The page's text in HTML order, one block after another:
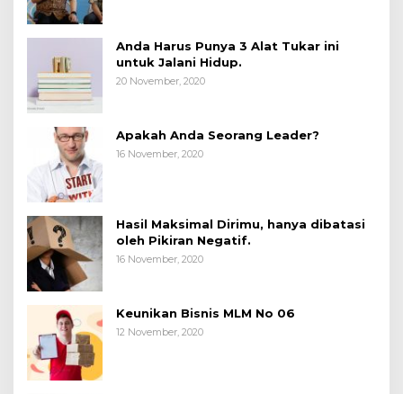
Anda Harus Punya 3 Alat Tukar ini
untuk Jalani Hidup.
20 November, 2020
Apakah Anda Seorang Leader?
16 November, 2020
Hasil Maksimal Dirimu, hanya dibatasi
oleh Pikiran Negatif.
16 November, 2020
Keunikan Bisnis MLM No 06
12 November, 2020